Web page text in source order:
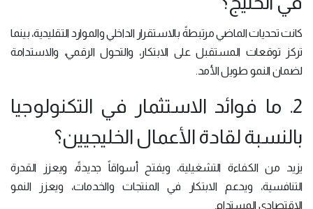
كانت تحديات الماضي مرتبطةً بالاستقرار الداخلي والموارد التقليدية، بينما
تركز توقعات المستقبل على الابتكار، والتحول الرقمي، والاستدامة
لضمان النمو طويل الأمد.
2. ما فوائد الاستثمار في التكنولوجيا
بالنسبة لقادة الأعمال الخليجيين؟
يزيد من الكفاءة التشغيلية، ويفتح أسواقاً جديدةً، ويعزز القدرة
التنافسية، ويدعم الابتكار في المنتجات والخدمات، ويعزز النمو
الاقتصادي المستدام.